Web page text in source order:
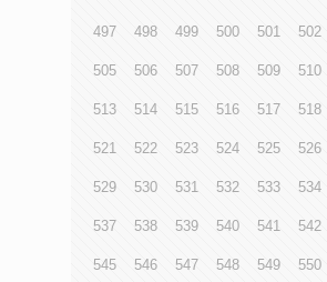
497 498 499 500 501 502
505 506 507 508 509 510
513 514 515 516 517 518
521 522 523 524 525 526
529 530 531 532 533 534
537 538 539 540 541 542
545 546 547 548 549 550